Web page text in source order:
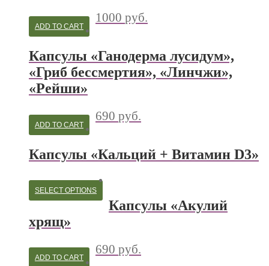
1000 руб.
ADD TO CART
Капсулы «Ганодерма лусидум»,
«Гриб бессмертия», «Линчжи»,
«Рейши»
690 руб.
ADD TO CART
Капсулы «Кальций + Витамин D3»
SELECT OPTIONS
Капсулы «Акулий
хрящ»
690 руб.
ADD TO CART